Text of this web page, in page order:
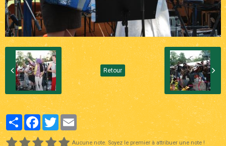
Retour
PartagerFacebook
TwitterEmail
Aucune note. Soyez le premier à attribuer une note !